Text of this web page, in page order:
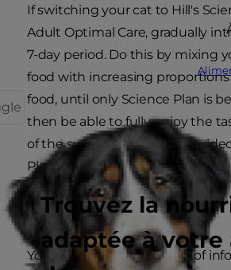
Trouvez la
adaptée à votre
If switching your cat to Hill's
Adult Optimal Care, gradually
7-day period. Do this by mixing
food with increasing
food, until only Science Plan is
then be able to fully enjoy the
of the superior nutrition
Plan Feline Adult Optimal Care.
You and your vet
Your vet is the best source of